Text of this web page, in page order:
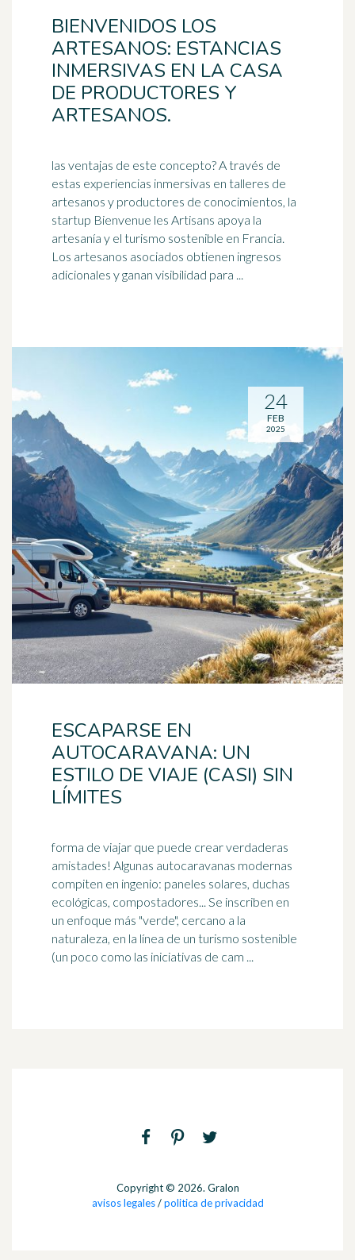
BIENVENIDOS LOS
ARTESANOS: ESTANCIAS
INMERSIVAS EN LA CASA
DE PRODUCTORES Y
ARTESANOS.
las ventajas de este concepto? A través de
estas experiencias inmersivas en talleres de
artesanos y productores de conocimientos, la
startup Bienvenue les Artisans apoya la
artesanía y el turismo sostenible en Francia.
Los artesanos asociados obtienen ingresos
adicionales y ganan visibilidad para ...
ESCAPARSE EN
AUTOCARAVANA: UN
ESTILO DE VIAJE (CASI) SIN
LÍMITES
forma de viajar que puede crear verdaderas
amistades! Algunas autocaravanas modernas
compiten en ingenio: paneles solares, duchas
ecológicas, compostadores... Se inscriben en
un enfoque más "verde", cercano a la
naturaleza, en la línea de un turismo sostenible
(un poco como las iniciativas de cam ...
24
FEB
2025
Copyright © 2026. Gralon
avisos legales/politica de privacidad